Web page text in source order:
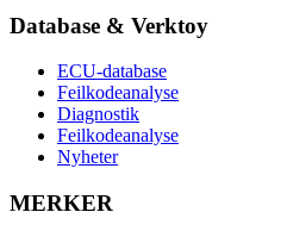
Database & Verktoy
ECU-database
Feilkodeanalyse
Diagnostik
Feilkodeanalyse
Nyheter
MERKER